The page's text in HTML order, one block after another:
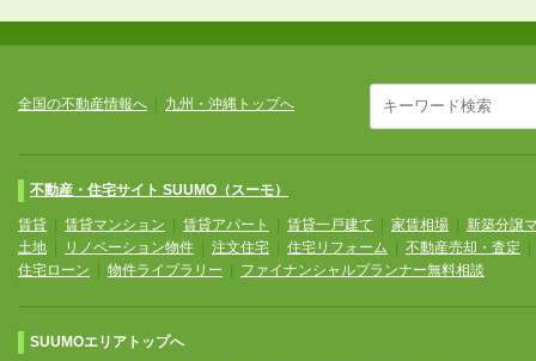
全国の不動産情報へ 九州・沖縄トップへ
不動産・住宅サイト SUUMO（スーモ）
賃貸 賃貸マンション 賃貸アパート 賃貸一戸建て 家賃相場
新築分譲
土地
リノベーション物件 注文住宅 住宅リフォーム 不動産売却・査定
住宅ローン
物件ライブラリー ファイナンシャルプランナー無料相談
SUUMOエリアトップへ